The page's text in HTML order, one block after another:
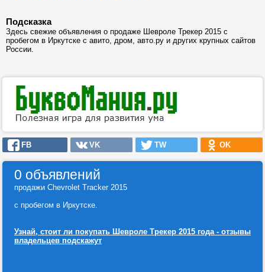
Подсказка
Здесь свежие объявления о продаже Шевроле Трекер 2015 с
пробегом в Иркутске с авито, дром, авто.ру и других крупных сайтов
России.
FB VK TW OK
0 объявлений
продажи Chevrolet Tracker 2015
с пробегом в Иркутске.
Узнай, стоит ли покупать Шевроле Трекер 2015 года - отзывы
владельцев подскажут